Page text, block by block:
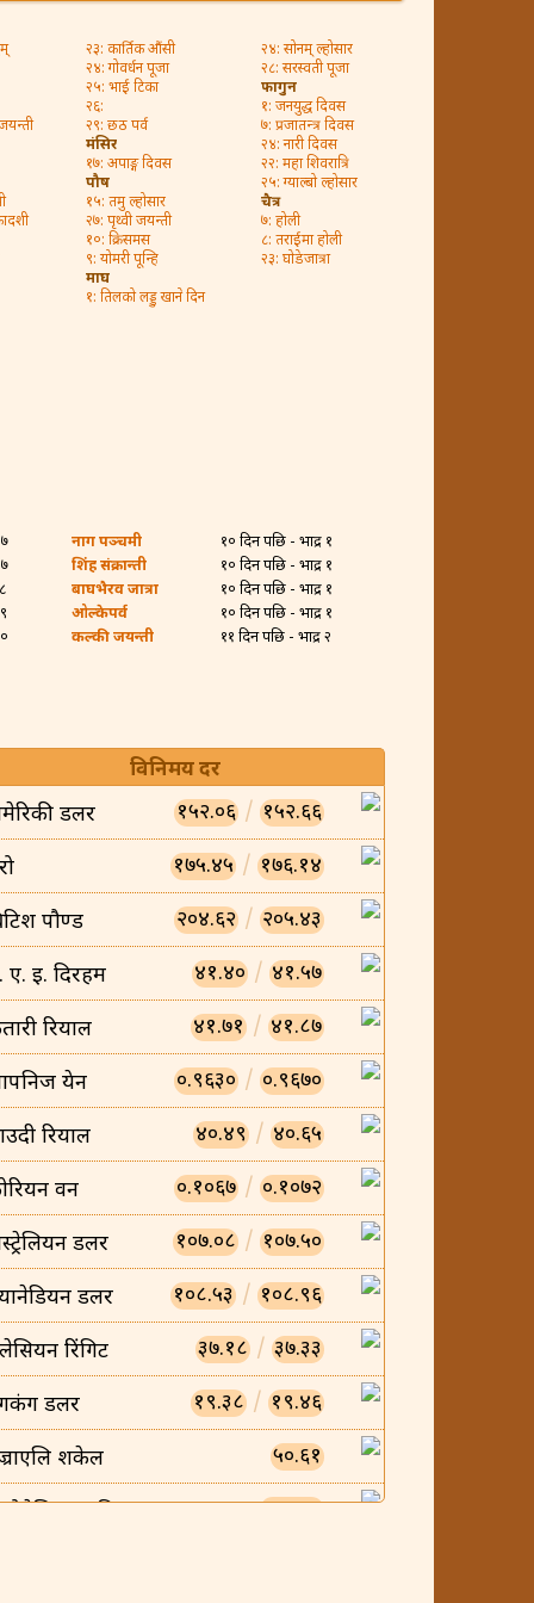
२३: कार्तिक औंसी
२४: गोवर्धन पूजा
२५: भाई टिका
२६:
२९: छठ पर्व
मंसिर
१७: अपाङ्ग दिवस
पौष
१५: तमु ल्होसार
२७: पृथ्वी जयन्ती
१०: क्रिसमस
९: योमरी पून्हि
माघ
१: तिलको लड्डु खाने दिन
२४: सोनम् ल्होसार
२८: सरस्वती पूजा
फागुन
१: जनयुद्ध दिवस
७: प्रजातन्त्र दिवस
२४: नारी दिवस
२२: महा शिवरात्रि
२५: ग्याल्बो ल्होसार
चैत्र
७: होली
८: तराईमा होली
२३: घोडेजात्रा
नाग पञ्चमी
१० दिन पछि - भाद्र १
शिंह संक्रान्ती
१० दिन पछि - भाद्र १
बाघभैरव जात्रा
१० दिन पछि - भाद्र १
ओल्केपर्व
१० दिन पछि - भाद्र १
कल्की जयन्ती
११ दिन पछि - भाद्र २
विनिमय दर
डलर १५२.०६ / १५२.६६
१७५.४५ / १७६.१४
पौण्ड २०४.६२ / २०५.४३
ए. इ. दिरहम ४१.४० / ४१.५७
रियाल ४१.७१ / ४१.८७
येन ०.९६३० / ०.९६७०
रियाल ४०.४९ / ४०.६५
वन ०.१०६७ / ०.१०७२
डलर १०७.०८ / १०७.५०
डलर १०८.५३ / १०८.९६
रिंगिट ३७.१८ / ३७.३३
डलर १९.३८ / १९.४६
शकेल ५०.६१
०.००८५